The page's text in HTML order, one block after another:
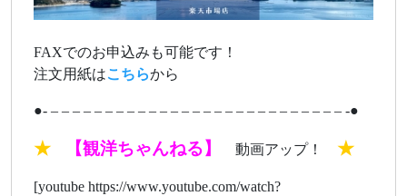
FAXでのお申込みも可能です！
注文用紙はこちらから
●- – – – – – – – – – – – – – – – – – – – – – – – – – – – -●
★ 【観洋ちゃんねる】 動画アップ！ ★
[youtube https://www.youtube.com/watch?